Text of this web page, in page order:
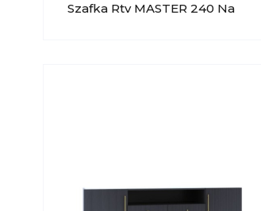
Szafka Rtv MASTER 240 Na